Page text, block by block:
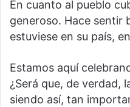
En cuanto al pueblo
generoso. Hace sentir
estuviese en su país,
Estamos aquí
¿Será que, de verdad,
siendo así, tan